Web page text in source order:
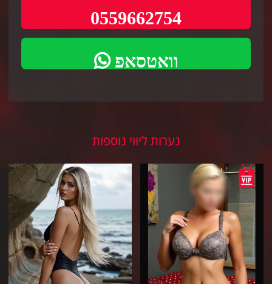
0559662754
וואטסאפ
נערות ליווי נוספות